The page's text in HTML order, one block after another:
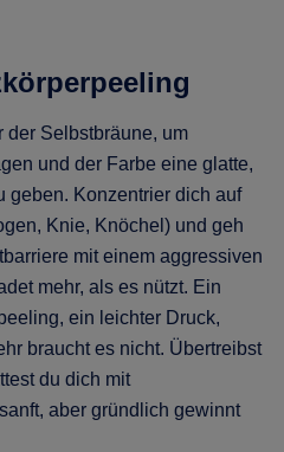
der Selbstbräune, um
und der Farbe eine glatte,
geben. Konzentrier dich auf
Knie, Knöchel) und geh
mit einem aggressiven
mehr, als es nützt. Ein
ein leichter Druck,
braucht es nicht. Übertreibst
du dich mit
aber gründlich gewinnt